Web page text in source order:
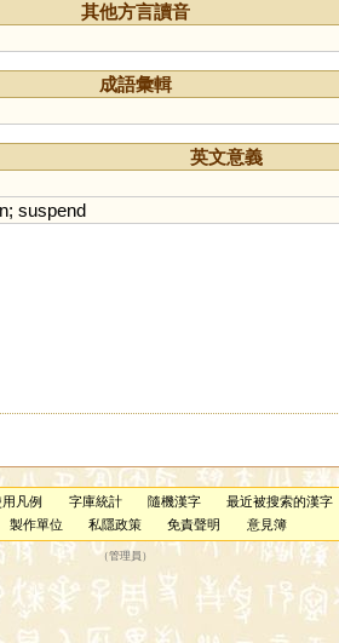
其他方言讀音
成語彙輯
英文意義
; suspend
用凡例 字庫統計 隨機漢字
最近被搜索的漢字
製作單位 私隱政策 免責聲明 意見簿
（管理員 ）